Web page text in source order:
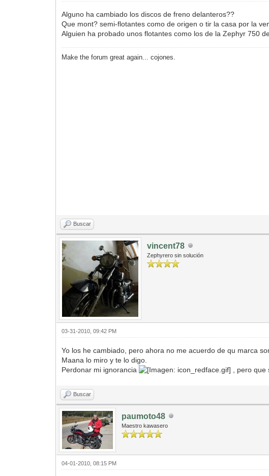
Alguno ha cambiado los discos de freno delanteros??
Que mont? semi-flotantes como de origen o tir la casa por la
Alguien ha probado unos flotantes como los de la Zephyr 750
Make the forum great again... cojones.
Buscar
vincent78
Zephyrero sin solución
03-31-2010, 09:42 PM
Yo los he cambiado, pero ahora no me acuerdo de qu marca
Maana lo miro y te lo digo.
Perdonar mi ignorancia
, pero
Buscar
paumoto48
Maestro kawasero
04-01-2010, 08:15 PM